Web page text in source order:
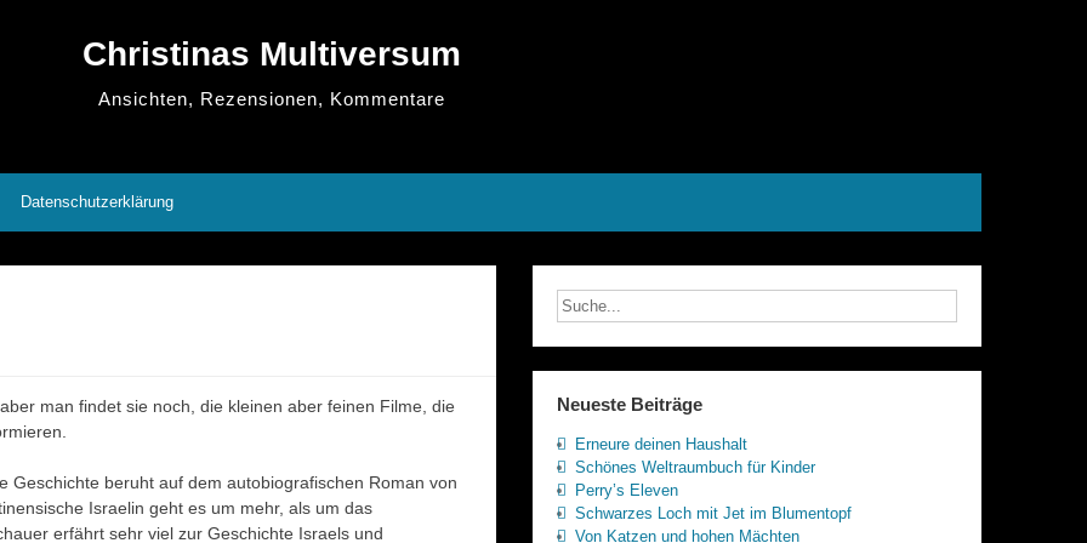
Christinas Multiversum
Ansichten, Rezensionen, Kommentare
Datenschutzerklärung
man findet sie noch, die kleinen aber feinen Filme, die
Geschichte beruht auf dem autobiografischen Roman von
Israelin geht es um mehr, als um das
erfährt sehr viel zur Geschichte Israels und
Neueste Beiträge
Erneure deinen Haushalt
Schönes Weltraumbuch für Kinder
Perry’s Eleven
Schwarzes Loch mit Jet im Blumentopf
Von Katzen und hohen Mächten